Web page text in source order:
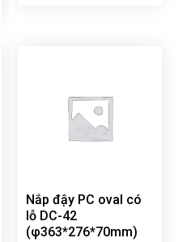
Nắp đậy PC oval có
lỗ DC-42
(φ363*276*70mm)